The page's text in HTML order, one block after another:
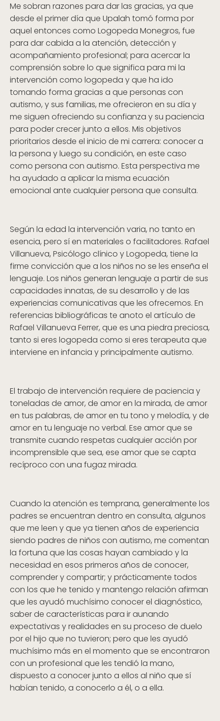
Me sobran razones para dar las gracias, ya que
desde el primer día que Upalah tomó forma por
aquel entonces como Logopeda Monegros, fue
para dar cabida a la atención, detección y
acompañamiento profesional; para acercar la
comprensión sobre lo que significa para mi la
intervención como logopeda y que ha ido
tomando forma gracias a que personas con
autismo, y sus familias, me ofrecieron en su día y
me siguen ofreciendo su confianza y su paciencia
para poder crecer junto a ellos. Mis objetivos
prioritarios desde el inicio de mi carrera: conocer a
la persona y luego su condición, en este caso
como persona con autismo. Esta perspectiva me
ha ayudado a aplicar la misma ecuación
emocional ante cualquier persona que consulta.
Según la edad la intervención varia, no tanto en
esencia, pero sí en materiales o facilitadores. Rafael
Villanueva, Psicólogo clínico y Logopeda, tiene la
firme convicción que a los niños no se les enseña el
lenguaje. Los niños generan lenguaje a partir de sus
capacidades innatas, de su desarrollo y de las
experiencias comunicativas que les ofrecemos. En
referencias bibliográficas te anoto el artículo de
Rafael Villanueva Ferrer, que es una piedra preciosa,
tanto si eres logopeda como si eres terapeuta que
interviene en infancia y principalmente autismo.
El trabajo de intervención requiere de paciencia y
toneladas de amor, de amor en la mirada, de amor
en tus palabras, de amor en tu tono y melodía, y de
amor en tu lenguaje no verbal. Ese amor que se
transmite cuando respetas cualquier acción por
incomprensible que sea, ese amor que se capta
recíproco con una fugaz mirada.
Cuando la atención es temprana, generalmente los
padres se encuentran dentro en consulta, algunos
que me leen y que ya tienen años de experiencia
siendo padres de niños con autismo, me comentan
la fortuna que las cosas hayan cambiado y la
necesidad en esos primeros años de conocer,
comprender y compartir; y prácticamente todos
con los que he tenido y mantengo relación afirman
que les ayudó muchísimo conocer el diagnóstico,
saber de características para ir aunando
expectativas y realidades en su proceso de duelo
por el hijo que no tuvieron; pero que les ayudó
muchísimo más en el momento que se encontraron
con un profesional que les tendió la mano,
dispuesto a conocer junto a ellos al niño que sí
habían tenido, a conocerlo a él, o a ella.